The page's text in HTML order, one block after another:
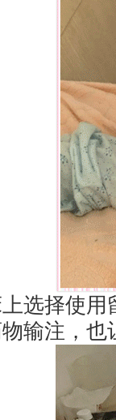
选择使用
输注，也